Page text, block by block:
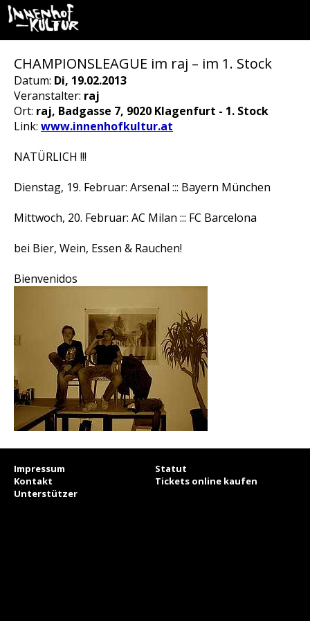
CHAMPIONSLEAGUE im raj – im 1. Stock
Datum: Di, 19.02.2013
Veranstalter: raj
Ort: raj, Badgasse 7, 9020 Klagenfurt - 1. Stock
Link: www.innenhofkultur.at
NATÜRLICH !!!
Dienstag, 19. Februar: Arsenal ::: Bayern München
Mittwoch, 20. Februar: AC Milan ::: FC Barcelona
bei Bier, Wein, Essen & Rauchen!
Bienvenidos
Impressum
Statut
Kontakt
Tickets online kaufen
Unterstützer